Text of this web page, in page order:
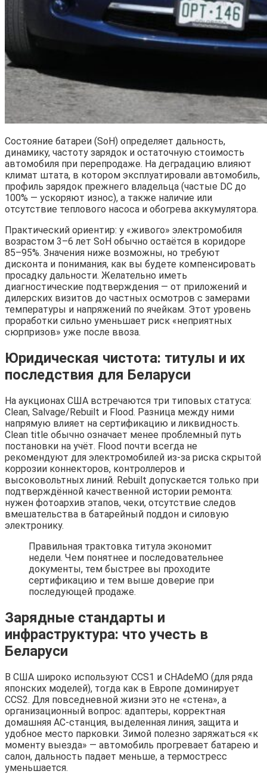
Состояние батареи (SoH) определяет дальность,
динамику, частоту зарядок и остаточную стоимость
автомобиля при перепродаже. На деградацию влияют
климат штата, в котором эксплуатировали автомобиль,
профиль зарядок прежнего владельца (частые DC до
100% — ускоряют износ), а также наличие или
отсутствие теплового насоса и обогрева аккумулятора.
Практический ориентир: у «живого» электромобиля
возрастом 3–6 лет SoH обычно остаётся в коридоре
85–95%. Значения ниже возможны, но требуют
дисконта и понимания, как вы будете компенсировать
просадку дальности. Желательно иметь
диагностические подтверждения — от приложений и
дилерских визитов до частных осмотров с замерами
температуры и напряжений по ячейкам. Этот уровень
проработки сильно уменьшает риск «неприятных
сюрпризов» уже после ввоза.
Юридическая чистота: титулы и их
последствия для Беларуси
На аукционах США встречаются три типовых статуса:
Clean, Salvage/Rebuilt и Flood. Разница между ними
напрямую влияет на сертификацию и ликвидность.
Clean title обычно означает менее проблемный путь
постановки на учёт. Flood почти всегда не
рекомендуют для электромобилей из-за риска скрытой
коррозии коннекторов, контроллеров и
высоковольтных линий. Rebuilt допускается только при
подтверждённой качественной истории ремонта:
нужен фотоархив этапов, чеки, отсутствие следов
вмешательства в батарейный поддон и силовую
электронику.
Правильная трактовка титула экономит
недели. Чем понятнее и последовательнее
документы, тем быстрее вы проходите
сертификацию и тем выше доверие при
последующей продаже.
Зарядные стандарты и
инфраструктура: что учесть в
Беларуси
В США широко используют CCS1 и CHAdeMO (для ряда
японских моделей), тогда как в Европе доминирует
CCS2. Для повседневной жизни это не «стена», а
организационный вопрос: адаптеры, корректная
домашняя AC-станция, выделенная линия, защита и
удобное место парковки. Зимой полезно заряжаться «к
моменту выезда» — автомобиль прогревает батарею и
салон, дальность падает меньше, а термостресс
уменьшается.